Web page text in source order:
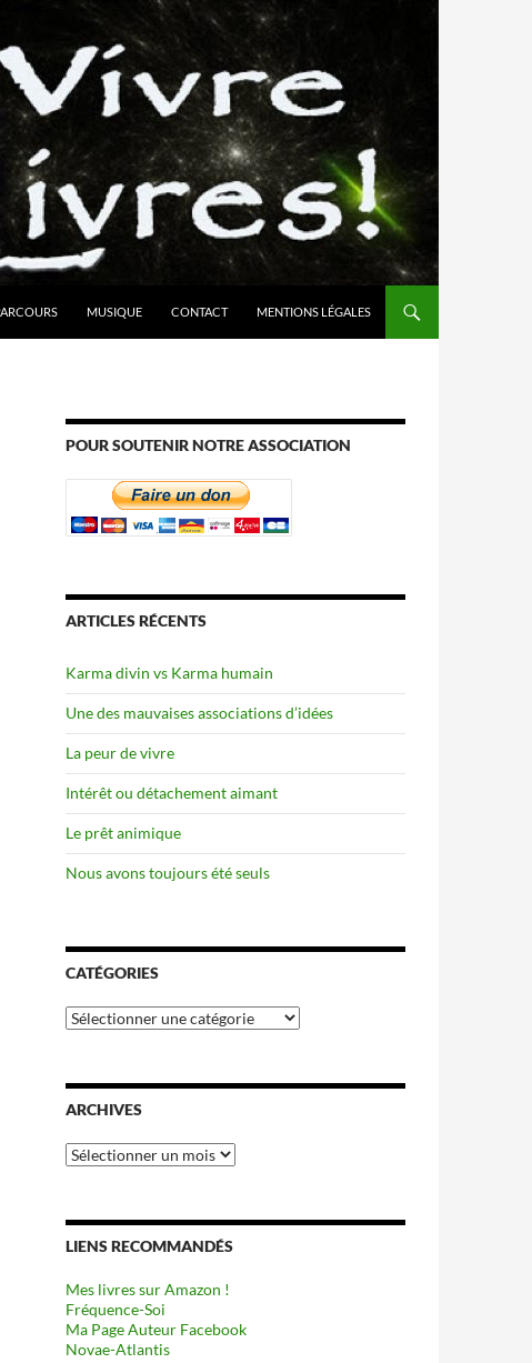
MUSIQUE CONTACT MENTIONS LÉGALES
POUR SOUTENIR NOTRE ASSOCIATION
ARTICLES RÉCENTS
Karma divin vs Karma humain
Une des mauvaises associations d’idées
La peur de vivre
Intérêt ou détachement aimant
Le prêt animique
Nous avons toujours été seuls
CATÉGORIES
Catégories
ARCHIVES
Archives
LIENS RECOMMANDÉS
Mes livres sur Amazon !
Fréquence-Soi
Ma Page Auteur Facebook
Novae-Atlantis